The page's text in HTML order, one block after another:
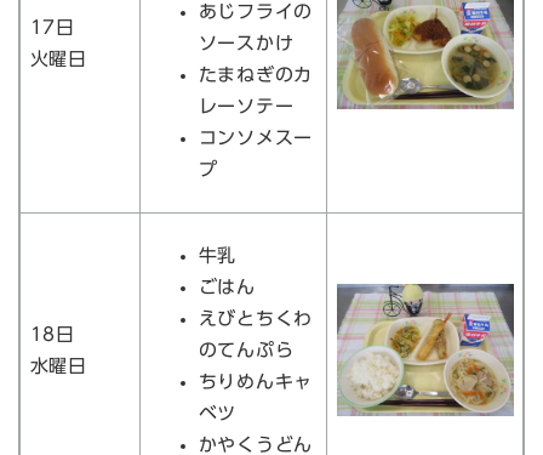
17日
火曜日
あじフライの
ソースかけ
たまねぎのカ
レーソテー
コンソメスー
プ
18日
水曜日
牛乳
ごはん
えびとちくわ
のてんぷら
ちりめんキャ
ベツ
かやくうどん